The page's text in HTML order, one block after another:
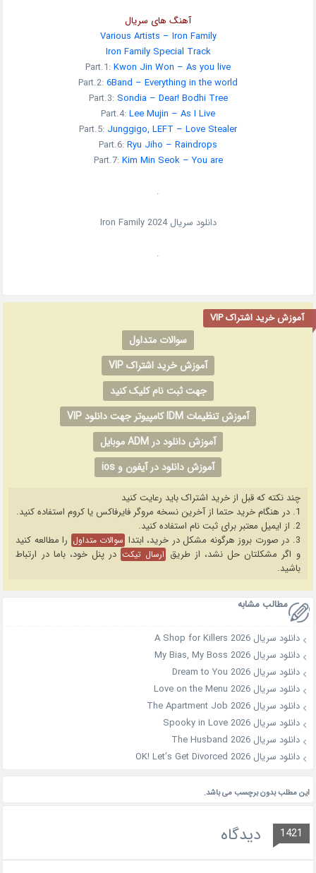
آهنگ های سریال
Various Artists – Iron Family
Iron Family Special Track
Part.1:Kwon Jin Won – As you live
Part.2:6Band – Everything in the world
Part.3:Sondia – Dear! Bodhi Tree
Part.4:Lee Mujin – As I Live
Part.5: Junggigo, LEFT – Love Stealer
Part.6:Ryu Jiho – Raindrops
Part.7:Kim Min Seok – You are
.
دانلود سریال Iron Family 2024
.
آموزش خرید اشتراک VIP
سوالات متداول
آموزش خرید اشتراک VIP
جهت ثبت نام کلیک کنید
آموزش تنظیمات IDM کامپیوتر جهت دانلود VIP
آموزش دانلود در ADM موبایل
آموزش دانلود در آیفون و ios
چند نکته که قبل از خرید اشتراک باید رعایت کنید
1. در هنگام خرید حتما از آخرین نسخه مروگر فایرفاکس یا کروم استفاده کنید.
2. از ایمیل معتبر برای ثبت نام استفاده کنید.
3. در صورت بروز هرگونه مشکل در خرید، ابتدا
سوالات متداول را مطالعه کنید
و اگر مشکلتان حل نشد، از طریق ارسال تیکت در پنل خود، باما در ارتباط
باشید.
مطالب مشابه
دانلود سریال A Shop for Killers 2026
دانلود سریال My Bias, My Boss 2026
دانلود سریال Dream to You 2026
دانلود سریال Love on the Menu 2026
دانلود سریال The Apartment Job 2026
دانلود سریال Spooky in Love 2026
دانلود سریال The Husband 2026
دانلود سریال OK! Let’s Get Divorced 2026
این مطلب بدون برچسب می باشد.
1421 دیدگاه